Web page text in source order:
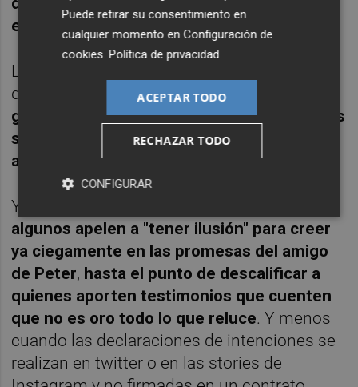
elevadísimo
Lo que sí tengo claro es que los encargados
de
los Goya puede que le reserven un
galardón al encargado de guión de las redes
sociales del príncipe. Eso sí, guión
adaptado, no original.
Y por último me sigue sorprendiendo
algunos apelen a "tener ilusión" para creer
ya ciegamente en las promesas del amigo
de Peter, hasta el punto de descalificar a
quienes aporten testimonios que cuenten
que no es oro todo lo que reluce. Y menos
cuando las declaraciones de intenciones se
realizan en twitter o en las stories de
Puede retirar su consentimiento en
cualquier momento enConfiguración de
cookies .Política de privacidad
ACEPTAR TODO
RECHAZAR TODO
CONFIGURAR